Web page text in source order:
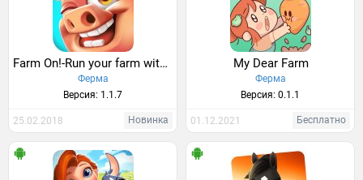
Farm On!-Run your farm with one hand
Ферма
Версия: 1.1.7
25.02.2018 Новинка
My Dear Farm
Ферма
Версия: 0.1.1
01.12.2021 Бесплатно